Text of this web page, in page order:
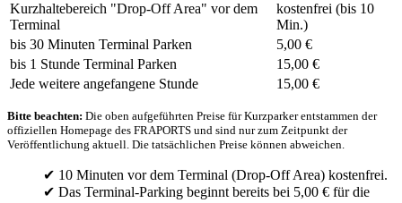
Kurzhaltebereich "Drop-Off Area" vor dem
Terminal
kostenfrei (bis 10
Min.)
bis 30 Minuten Terminal Parken
5,00 €
bis 1 Stunde Terminal Parken
15,00 €
Jede weitere angefangene Stunde
15,00 €
Bitte beachten: Die oben aufgeführten Preise für Kurzparker entstammen der
offiziellen Homepage des FRAPORTS und sind nur zum Zeitpunkt der
Veröffentlichung aktuell. Die tatsächlichen Preise können abweichen.
✔ 10 Minuten vor dem Terminal (Drop-Off Area) kostenfrei.
✔ Das Terminal-Parking beginnt bereits bei 5,00 € für die